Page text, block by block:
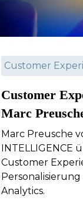
Customer
Customer
Marc
Marc Preusche
INTELLIGENCE
Customer
Analytics.